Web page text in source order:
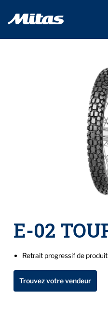
E-02
Retrait progressif de produit
Trouvez votre vendeur